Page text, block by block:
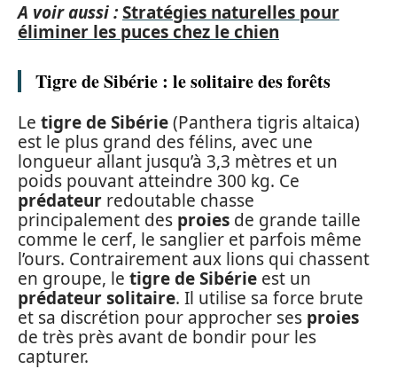
A voir aussi :Stratégies naturelles pour
éliminer les puces chez le chien
Tigre de Sibérie : le solitaire des forêts
Le tigre de Sibérie(Panthera tigris altaica)
est le plus grand des félins, avec une
longueur allant jusqu’à 3,3 mètres et un
poids pouvant atteindre 300 kg. Ce
prédateur redoutable chasse
principalement des proies de grande taille
comme le cerf, le sanglier et parfois même
l’ours. Contrairement aux lions qui chassent
en groupe, le tigre de Sibérie est un
prédateur solitaire. Il utilise sa force brute
et sa discrétion pour approcher ses proies
de très près avant de bondir pour les
capturer.